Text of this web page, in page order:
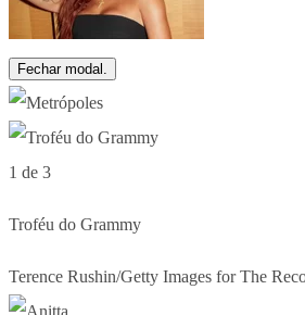
Fechar modal.
1 de 3
Troféu do Grammy
Terence Rushin/Getty Images for The